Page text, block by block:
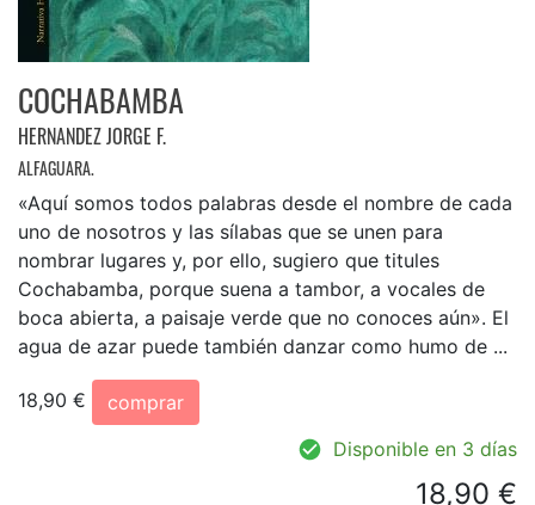
COCHABAMBA
HERNANDEZ JORGE F.
ALFAGUARA.
«Aquí somos todos palabras desde el nombre de cada
uno de nosotros y las sílabas que se unen para
nombrar lugares y, por ello, sugiero que titules
Cochabamba, porque suena a tambor, a vocales de
boca abierta, a paisaje verde que no conoces aún». El
agua de azar puede también danzar como humo de ...
18,90 €
comprar
Disponible en 3 días
18,90 €